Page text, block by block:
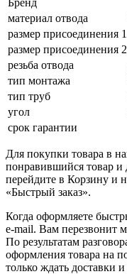
материал отвода
размер присоединения 1
размер присоединения 2
резьба отвода
тип монтажа
тип труб
угол
срок гарантии
Для покупки товара в
понравившийся товар и
перейдите в Корзину и
«Быстрый заказ».
Когда оформляете
e-mail. Вам перезвонит
По результатам
оформления товара на
только ждать доставки